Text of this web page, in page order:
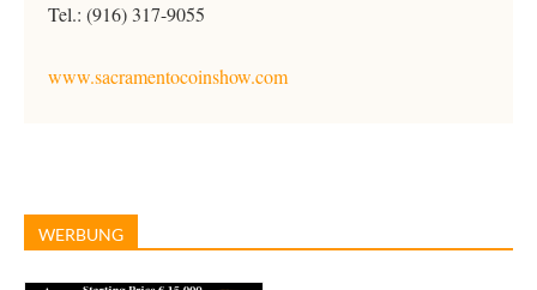
Tel.: (916) 317-9055
www.sacramentocoinshow.com
WERBUNG